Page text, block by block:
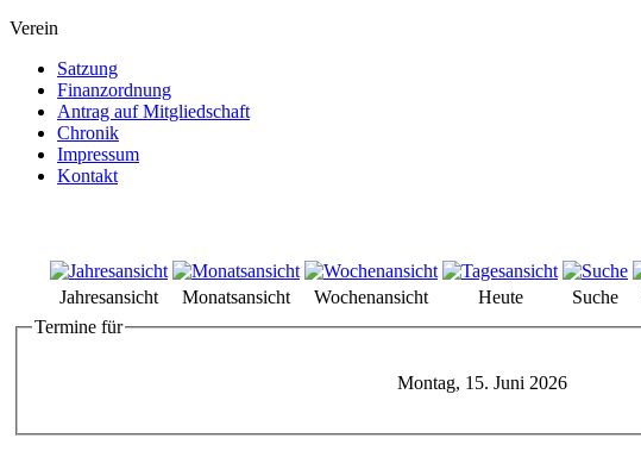
Verein
Satzung
Finanzordnung
Antrag auf Mitgliedschaft
Chronik
Impressum
Kontakt
Jahresansicht Monatsansicht Wochenansicht Heute Suche
Termine für
Montag, 15. Juni 2026